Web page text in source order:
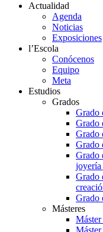
Actualidad
Agenda
Noticias
Exposiciones
l’Escola
Conócenos
Equipo
Meta
Estudios
Grados
Grado
Grado
Grado
Grado
Grado
Grado
Grado
Másteres